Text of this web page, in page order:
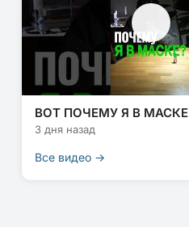
ВОТ ПОЧЕМУ Я В МАСКЕ
3 дня назад
Все видео →